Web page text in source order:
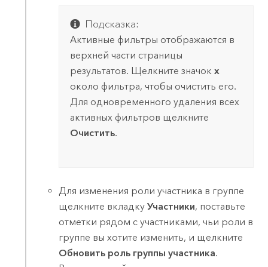
Подсказка:
Активные фильтры отображаются в
верхней части страницы
результатов. Щелкните значок x
около фильтра, чтобы очистить его.
Для одновременного удаления всех
активных фильтров щелкните
Очистить.
Для изменения роли участника в группе
щелкните вкладкуУчастники, поставьте
отметки рядом с участниками, чьи роли в
группе вы хотите изменить, и щелкните
Обновить роль группы участника.